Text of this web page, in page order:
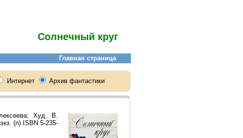
Солнечный круг
Худ. В.
(п) ISBN 5-235-